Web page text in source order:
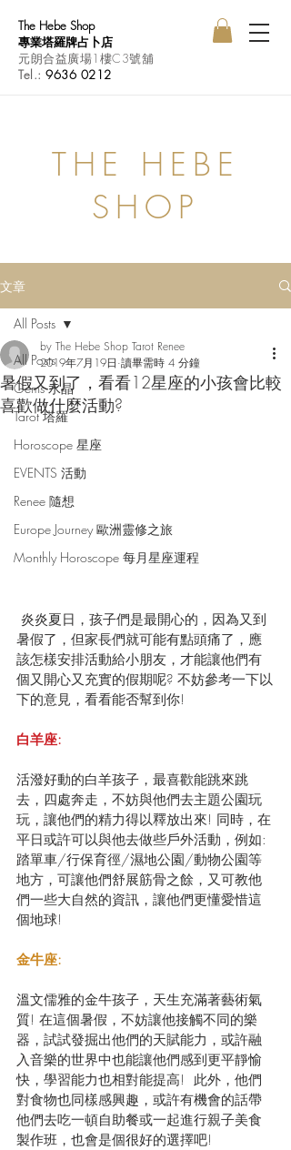
The Hebe Shop
專業塔羅牌占卜店
元朗合益廣場1樓C3號舖
Tel.:9636 0212
THE HEBE
SHOP
文章
All Posts
Gems 水晶
Tarot 塔羅
Horoscope 星座
EVENTS 活動
Renee 隨想
Europe Journey 歐洲靈修之旅
Monthly Horoscope 每月星座運程
All Posts
暑假又到了，看看12星座的小孩會比較
喜歡做什麼活動?
by The Hebe Shop Tarot Renee
2019年7月19日 讀畢需時 4 分鐘
暑假了，但家長們就可能有點頭痛了，應
該怎樣安排活動給小朋友，才能讓他們有
個又開心又充實的假期呢? 不妨參考一下以
下的意見，看看能否幫到你!
白羊座:
活潑好動的白羊孩子，最喜歡能跳來跳
去，四處奔走，不妨與他們去主題公園玩
玩，讓他們的精力得以釋放出來! 同時，在
平日或許可以與他去做些戶外活動，例如:
踏單車/行保育徑/濕地公園/動物公園等
地方，可讓他們舒展筋骨之餘，又可教他
們一些大自然的資訊，讓他們更懂愛惜這
個地球!
金牛座:
溫文儒雅的金牛孩子，天生充滿著藝術氣
質! 在這個暑假，不妨讓他接觸不同的樂
器，試試發掘出他們的天賦能力，或許融
入音樂的世界中也能讓他們感到更平靜愉
快，學習能力也相對能提高!  此外，他們
對食物也同樣感興趣，或許有機會的話帶
他們去吃一頓自助餐或一起進行親子美食
製作班，也會是個很好的選擇吧!